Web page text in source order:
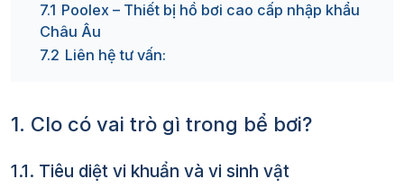
7.1 Poolex – Thiết bị hồ bơi cao cấp nhập khẩu
Châu Âu
7.2 Liên hệ tư vấn:
1. Clo có vai trò gì trong bể bơi?
1.1. Tiêu diệt vi khuẩn và vi sinh vật